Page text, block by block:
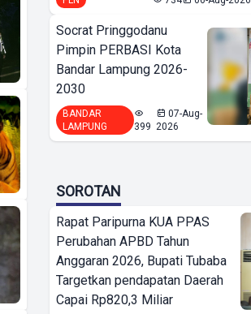
Socrat Pringgodanu
Pimpin PERBASI Kota
Bandar Lampung 2026-
2030
BANDAR
LAMPUNG
399
07-Aug-
2026
SOROTAN
Rapat Paripurna KUA PPAS
Perubahan APBD Tahun
Anggaran 2026, Bupati Tubaba
Targetkan pendapatan Daerah
Capai Rp820,3 Miliar